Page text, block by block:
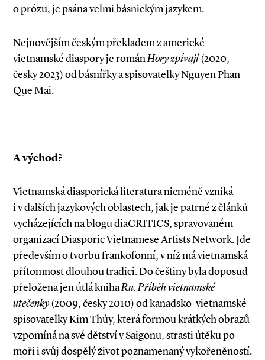
o prózu, je psána velmi básnickým jazykem.
Nejnovějším českým překladem z americké
vietnamské diaspory je románHory zpívají(2020,
česky 2023) od básnířky a spisovatelky Nguyen Phan
Que Mai.
A východ?
Vietnamská diasporická literatura nicméně vzniká
i v dalších jazykových oblastech, jak je patrné z článků
vycházejících na blogu diaCRITICS, spravovaném
organizací Diasporic Vietnamese Artists Network. Jde
především o tvorbu frankofonní, v níž má vietnamská
přítomnost dlouhou tradici. Do češtiny byla doposud
přeložena jen útlá knihaRu. Příběh vietnamské
utečenky(2009, česky 2010) od kanadsko­-vietnamské
spisovatelky Kim Thúy, která formou krátkých obrazů
vzpomíná na své dětství v Saigonu, strasti útěku po
moři i svůj dospělý život poznamenaný vykořeněností.